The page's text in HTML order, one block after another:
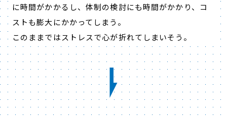
に時間がかかるし、体制の検討にも時間がかかり、コ
ストも膨大にかかってしまう。
このままではストレスで心が折れてしまいそう。